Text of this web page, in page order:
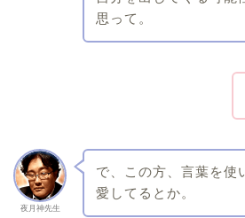
思って。
夜月神先生
で、この方、言葉を使
愛してるとか。